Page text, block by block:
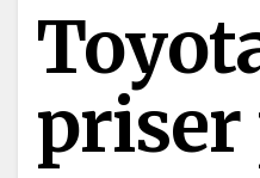
priser